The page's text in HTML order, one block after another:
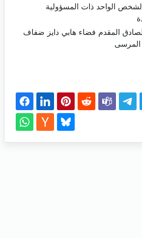
الواحد ذات المسؤولية
المقدم فضاء هابي دايز ضفاف
المرسى